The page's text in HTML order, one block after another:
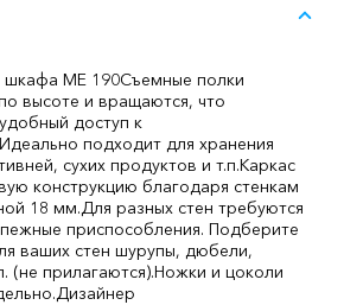
шкафа ME 190Съемные полки
высоте и вращаются, что
доступ к
Идеально подходит для хранения
сухих продуктов и т.п.Каркас
конструкцию благодаря стенкам
18 мм.Для разных стен требуются
приспособления. Подберите
ваших стен шурупы, дюбели,
(не прилагаются).Ножки и цоколи
Дизайнер